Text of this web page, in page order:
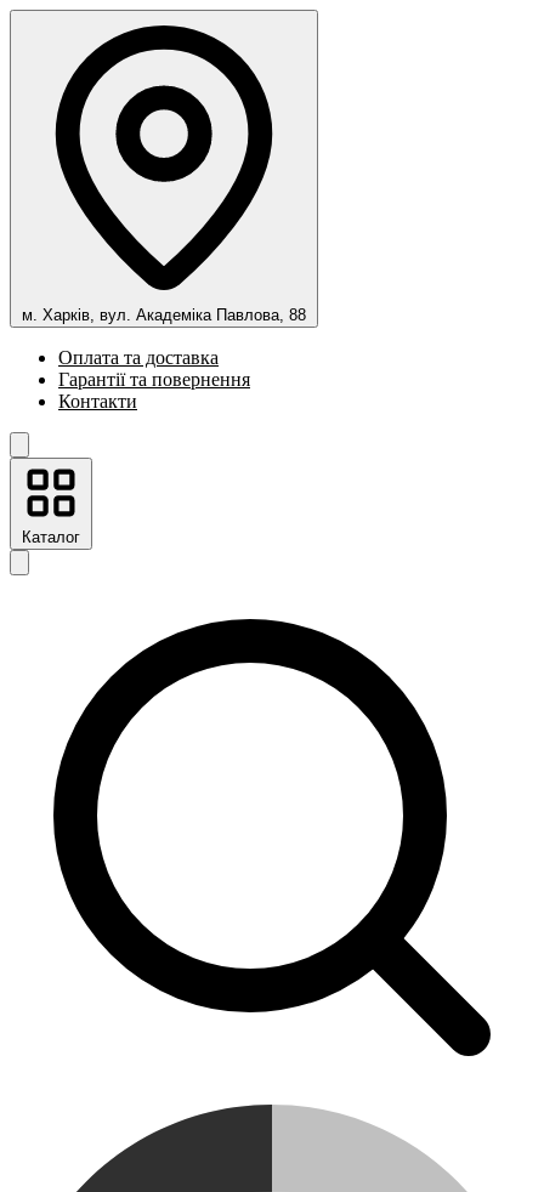
м. Харків, вул. Академіка Павлова, 88
Оплата та доставка
Гарантії та повернення
Контакти
Каталог